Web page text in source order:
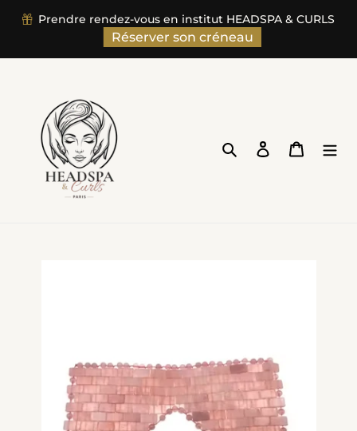
Passer
contenu
Prendre rendez-vous en institut HEADSPA & CURLS
Réserver son créneau
RechercherSe connecter
Panier